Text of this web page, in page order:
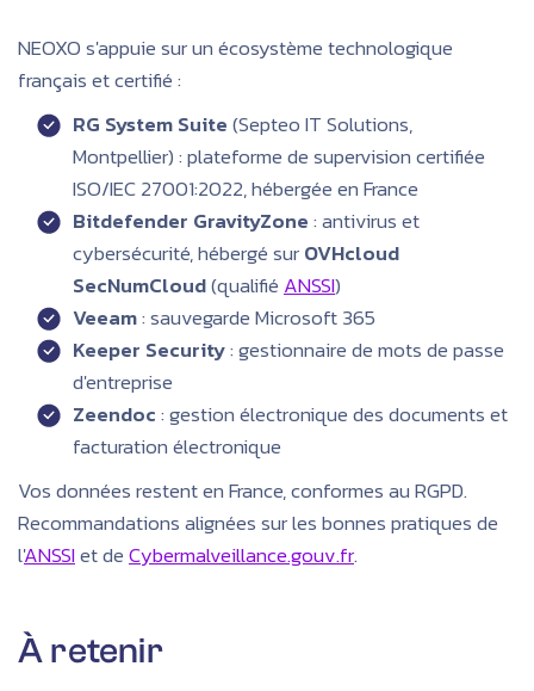
NEOXO s'appuie sur un écosystème technologique
français et certifié :
RG System Suite(Septeo IT Solutions,
Montpellier) : plateforme de supervision certifiée
ISO/IEC 27001:2022, hébergée en France
Bitdefender GravityZone: antivirus et
cybersécurité, hébergé surOVHcloud
SecNumCloud(qualifié ANSSI)
Veeam: sauvegarde Microsoft 365
Keeper Security: gestionnaire de mots de passe
d'entreprise
Zeendoc: gestion électronique des documents et
facturation électronique
Vos données restent en France, conformes au RGPD.
Recommandations alignées sur les bonnes pratiques de
l'ANSSIet deCybermalveillance.gouv.fr.
À retenir